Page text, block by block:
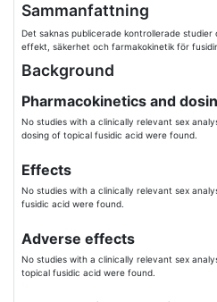
Sammanfattning
Det saknas publicerade kontrollerade studier
effekt, säkerhet och farmakokinetik för
Background
Pharmacokinetics and
No studies with a clinically relevant sex
dosing of topical fusidic acid were found.
Effects
No studies with a clinically relevant sex
fusidic acid were found.
Adverse effects
No studies with a clinically relevant sex
topical fusidic acid were found.